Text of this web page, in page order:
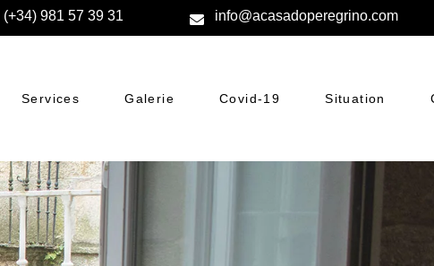
(+34) 981 57 39 31 info@acasadoperegrino.com
Services Galerie Covid-19 Situation